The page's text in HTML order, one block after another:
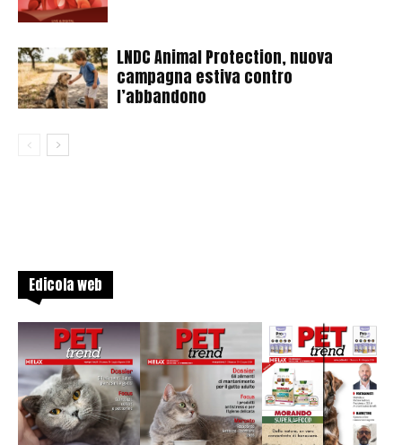
LNDC Animal Protection, nuova
campagna estiva contro
l’abbandono
Edicola web